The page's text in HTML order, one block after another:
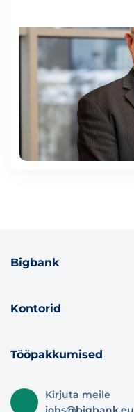
Bigbank
Kontorid
Tööpakkumised
Kirjuta meile